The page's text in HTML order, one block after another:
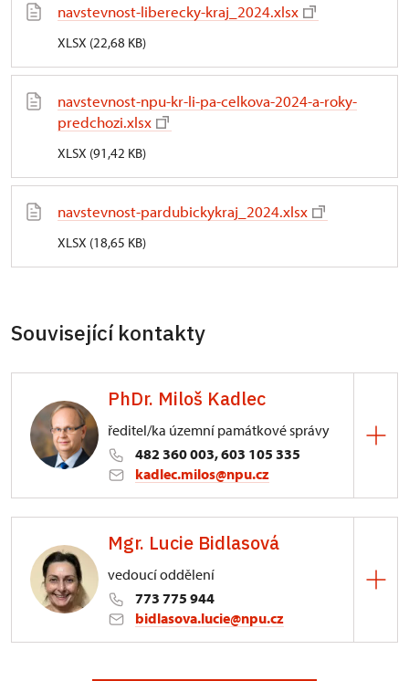
navstevnost-liberecky-kraj_2024.xlsx
XLSX (22,68 KB)
navstevnost-npu-kr-li-pa-celkova-2024-a-roky-
predchozi.xlsx
XLSX (91,42 KB)
navstevnost-pardubickykraj_2024.xlsx
XLSX (18,65 KB)
Související kontakty
PhDr. Miloš Kadlec
ředitel/ka územní památkové správy
482 360 003, 603 105 335
kadlec.milos@npu.cz
3/, Sychrov 3
Mgr. Lucie Bidlasová
vedoucí oddělení
773 775 944
bidlasova.lucie@npu.cz